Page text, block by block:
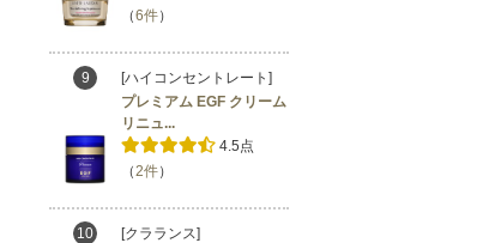
（6件）
9
[ハイコンセントレート]
プレミアム EGF クリーム
リニュ...
4.5点
（2件）
10
[クラランス]